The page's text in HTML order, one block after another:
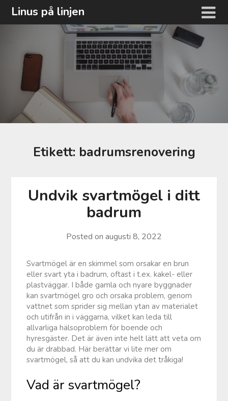
HoppaLinus på linjen
Etikett: badrumsrenovering
Undvik svartmögel i ditt
badrum
Posted on augusti 8, 2022
Svartmögel är en skimmel som orsakar en brun
eller svart yta i badrum, oftast i t.ex. kakel- eller
plastväggar. I både gamla och nyare byggnader
kan svartmögel gro och orsaka problem, genom
vattnet som sprider sig mellan ytan av materialet
och utifrån in i väggarna, vilket kan leda till
allvarliga hälsoproblem för boende och
hyresgäster. Det är även inte helt lätt att veta om
du är drabbad. Här berättar vi lite mer om
svartmögel, så att du kan undvika det tråkiga!
Vad är svartmögel?